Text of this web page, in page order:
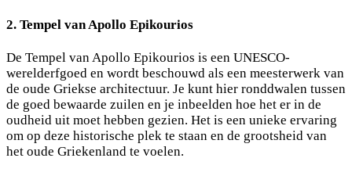
2. Tempel van Apollo Epikourios
De Tempel van Apollo Epikourios is een UNESCO-
werelderfgoed en wordt beschouwd als een meesterwerk van
de oude Griekse architectuur. Je kunt hier ronddwalen tussen
de goed bewaarde zuilen en je inbeelden hoe het er in de
oudheid uit moet hebben gezien. Het is een unieke ervaring
om op deze historische plek te staan en de grootsheid van
het oude Griekenland te voelen.